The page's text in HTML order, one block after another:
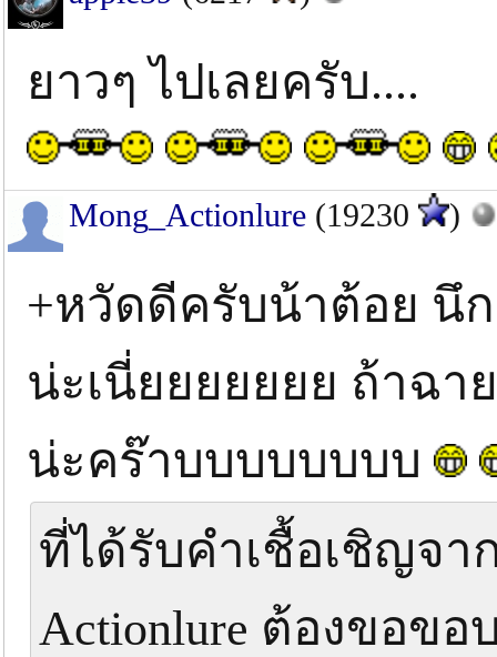
ยาวๆ ไปเลยครับ....
Mong_Actionlure (19230 )
+หวัดดีครับน้าต้อย นึ
น่ะเนี่ยยยยยยย ถ้าฉา
น่ะคร๊าบบบบบบบบ
ที่ได้รับคำเชื้อเชิญจา
Actionlure ต้องขอข